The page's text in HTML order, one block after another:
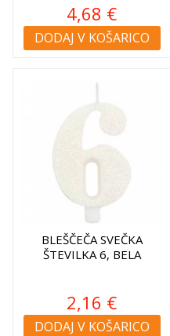
4,68 €
DODAJ V KOŠARICO
BLEŠČEČA SVEČKA
ŠTEVILKA 6, BELA
2,16 €
DODAJ V KOŠARICO